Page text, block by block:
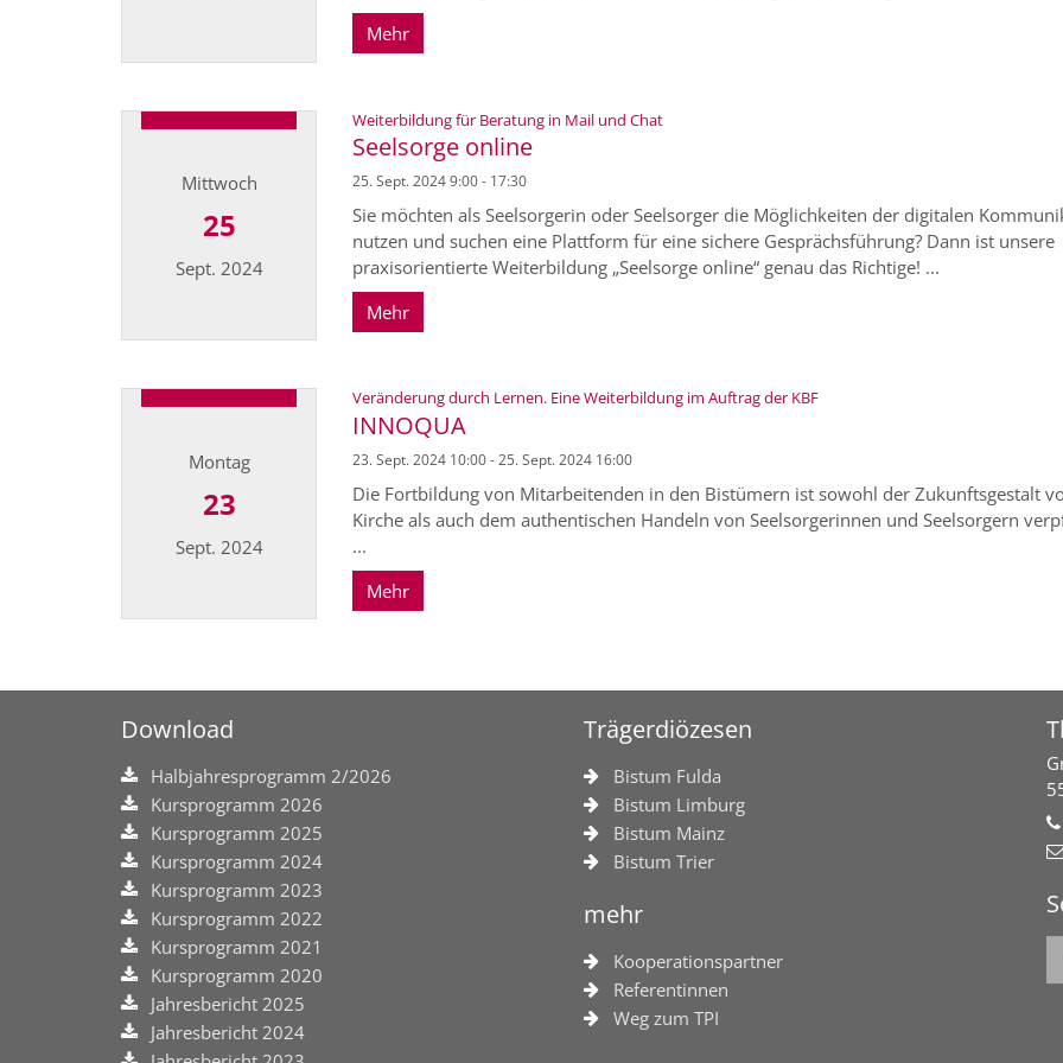
Mehr
Mittwoch
25
Sept. 2024
Weiterbildung für Beratung in Mail und Chat:
Seelsorge online
25. Sept. 2024 9:00 - 17:30
Sie möchten als Seelsorgerin oder Seelsorger die Möglichkeiten der digitalen
nutzen und suchen eine Plattform für eine sichere Gesprächsführung? Dann ist unsere
praxisorientierte Weiterbildung „Seelsorge online“ genau das Richtige! ...
Mehr
Montag
23
Sept. 2024
Veränderung durch Lernen. Eine Weiterbildung im Auftrag der KBF:
INNOQUA
23. Sept. 2024 10:00 - 25. Sept. 2024 16:00
Die Fortbildung von Mitarbeitenden in den Bistümern ist sowohl der Zukunftsgestalt
Kirche als auch dem authentischen Handeln von Seelsorgerinnen und Seelsorgern
...
Mehr
Download
Halbjahresprogramm 2/2026
Kursprogramm 2026
Kursprogramm 2025
Kursprogramm 2024
Kursprogramm 2023
Kursprogramm 2022
Kursprogramm 2021
Kursprogramm 2020
Jahresbericht 2025
Jahresbericht 2024
Trägerdiözesen
Bistum Fulda
Bistum Limburg
Bistum Mainz
Bistum Trier
mehr
Kooperationspartner
Referentinnen
Weg zum TPI